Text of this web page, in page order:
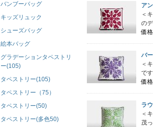
ア
＜
の
価格
バ
＜
で
価格
ラ
＜
茂
バンブーバッグ
キッズリュック
シューズバッグ
絵本バッグ
グラデーションタペストリ
ー(105)
タペストリー(105)
タペストリー（75）
タペストリー(50)
タペストリー(多色50)